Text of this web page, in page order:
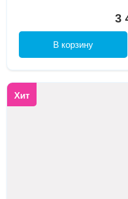
3
В корзину
Хит